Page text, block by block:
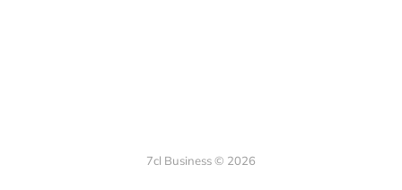
7cl Business © 2026